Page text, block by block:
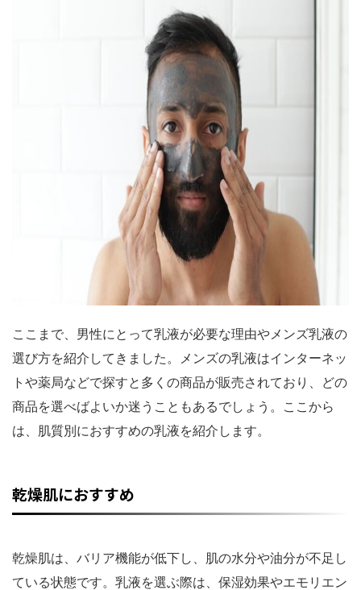
ここまで、男性にとって乳液が必要な理由やメンズ乳液の
選び方を紹介してきました。メンズの乳液はインターネッ
トや薬局などで探すと多くの商品が販売されており、どの
商品を選べばよいか迷うこともあるでしょう。ここから
は、肌質別におすすめの乳液を紹介します。
乾燥肌におすすめ
乾燥肌は、バリア機能が低下し、肌の水分や油分が不足し
ている状態です。乳液を選ぶ際は、保湿効果やエモリエン